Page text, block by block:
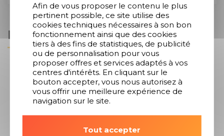
Description
Ce produit vous
intéresse ?
Afin de vous proposer le contenu le plus
pertinent possible, ce site utilise des
cookies techniques nécessaires à son bon
fonctionnement ainsi que des cookies
tiers à des fins de statistiques, de publicité
ou de personnalisation pour vous
proposer offres et services adaptés à vos
centres d'intérêts. En cliquant sur le
bouton accepter, vous nous autorisez à
vous offrir une meilleure expérience de
navigation sur le site.
Tout accepter